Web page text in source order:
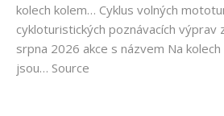
kolech kolem… Cyklus volných
cykloturistických poznávacích výprav
srpna 2026 akce s názvem Na kolech
jsou… Source